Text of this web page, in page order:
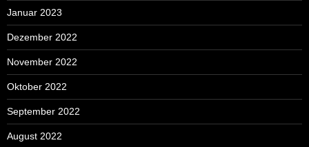
Januar 2023
Dezember 2022
November 2022
Oktober 2022
September 2022
August 2022